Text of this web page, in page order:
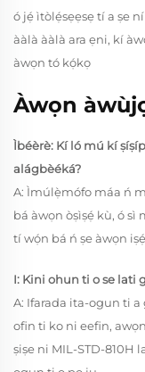
ó jẹ́ ìtòlẹ́sẹẹsẹ tí a ṣe
ààlà ààlà ara ẹni, kí
àwọn tó kọ́kọ
Àwọn
Ìbéèrè: Kí ló mú kí
alágbèéká?
A: Ìmúlẹ̀mófo máa ń
bá àwọn òṣìṣẹ́ kù, ó
tí wọ́n bá ń ṣe àwọn
I: Kini ohun ti o se lati
A: Ifarada ita-ogun ti
ofin ti ko ni eefin,
ṣiṣe ni MIL-STD-810H